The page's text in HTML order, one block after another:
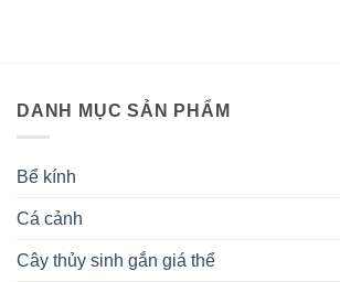
DANH MỤC SẢN PHẨM
Bể kính
Cá cảnh
Cây thủy sinh gắn giá thể